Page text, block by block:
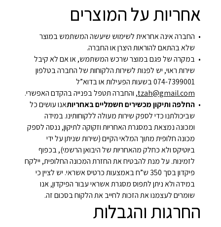
אחריות על המוצרים
החברה אינה אחראית לשימוש שיעשה המשתמש במוצר
שלא בהתאם להוראות היצרן או החברה.
במקרה של פגם במוצר שרכש המשתמש, או אם לא קיבל
שירות ראוי, יש לפנות לשירות הלקוחות של החברה בטלפון
074-7399001 בשעות הפעילות או בדוא”ל
tzah@gmail.com, והחברה תטפל בפנייה בהקדם האפשרי.
החלפה ותיקון מכשירים חשמליים באחריותאנו עושים כל
שביכולתנו כדי לספק שירות מעולה ללקוחותינו. במידה
ומכונה נמצאת במסגרת האחריות וזקוקה לתיקון, ננסה לספק
מכונה חלופית מתוך המלאי הקיים (שירות שניתן על ידי
ביוטיקס ולא כחלק מהאחריות של היבואן הרשמי), בכפוף
לזמינות. על מנת להבטיח את החזרת המכונה החלופית, יילקח
פיקדון בסך 350 ש”ח באמצעות כרטיס אשראי. יש לציין כי
במידה ולא ניתן לתפוס מסגרת אשראי עבור הפיקדון, אנו
שומרים לעצמנו את הזכות לחייב את הלקוח בסכום זה.
החרגות והגבלות